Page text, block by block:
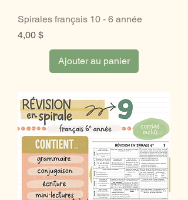
Spirales français 10 - 6 année
Prix
4,00 $
Ajouter au panier